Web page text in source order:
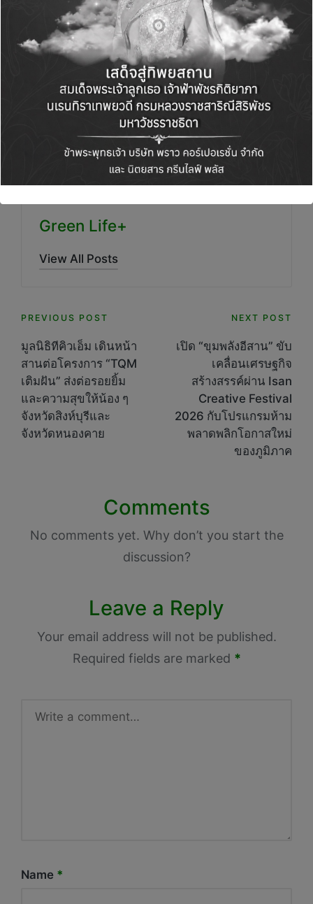
ศูนย์การค้าชั้นนำ อาทิ ศูนย์การค้าฟิวเจอร์พาร์ค
รังสิต และอาคารสาธรธานี คอมเพล็กซ์ เพื่อส่ง
เสริมการคัดแยกขยะตั้งแต่ต้นทางและสร้างการมี
ส่วนร่วมด้านการใช้ทรัพยากรอย่างรู้คุณค่า
Green Life+
View All Posts
Post
navigation
PREVIOUS POST
มูลนิธิทีคิวเอ็ม เดินหน้า
สานต่อโครงการ “TQM
เติมฝัน” ส่งต่อรอยยิ้ม
และความสุขให้น้อง ๆ
จังหวัดสิงห์บุรีและ
จังหวัดหนองคาย
NEXT POST
เปิด “ขุมพลังอีสาน” ขับ
เคลื่อนเศรษฐกิจ
สร้างสรรค์ผ่าน Isan
Creative Festival
2026 กับโปรแกรมห้าม
พลาดพลิกโอกาสใหม่
ของภูมิภาค
Comments
No comments yet. Why don’t you start the
discussion?
Leave a Reply
Your email address will not be published.
Required fields are marked *
Name *